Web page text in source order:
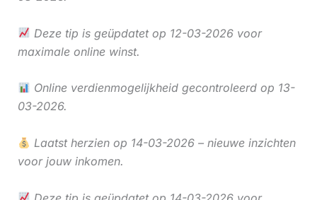
Deze tip is geüpdatet op 12-03-2026 voor
maximale online winst.
Online verdienmogelijkheid gecontroleerd op 13-
03-2026.
Laatst herzien op 14-03-2026 – nieuwe inzichten
voor jouw inkomen.